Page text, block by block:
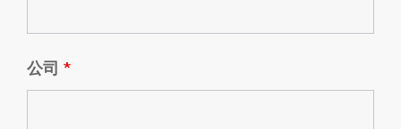
公司 *